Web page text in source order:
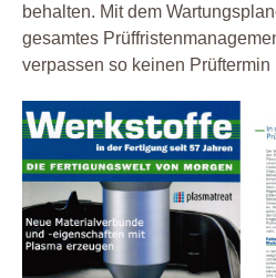
behalten. Mit dem
gesamtes
verpassen so keinen Prüftermin